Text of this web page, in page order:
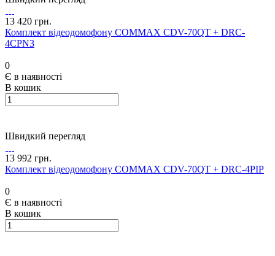
13 420 грн.
Комплект відеодомофону COMMAX CDV-70QT + DRC-
4CPN3
0
Є в наявності
В кошик
Швидкий перегляд
13 992 грн.
Комплект відеодомофону COMMAX CDV-70QT + DRC-4PIP
0
Є в наявності
В кошик